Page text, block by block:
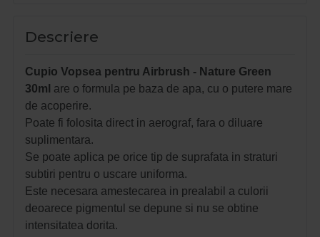
Descriere
Cupio Vopsea pentru Airbrush - Nature Green
30ml are o formula pe baza de apa, cu o putere mare
de acoperire.
Poate fi folosita direct in aerograf, fara o diluare
suplimentara.
Se poate aplica pe orice tip de suprafata in straturi
subtiri pentru o uscare uniforma.
Este necesara amestecarea in prealabil a culorii
deoarece pigmentul se depune si nu se obtine
intensitatea dorita.